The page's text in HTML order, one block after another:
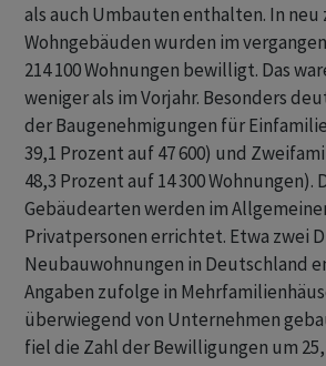
als auch Umbauten enthalten. In
Wohngebäuden wurden im
214 100 Wohnungen bewilligt. Das
weniger als im Vorjahr. Besonders
der Baugenehmigungen für
39,1 Prozent auf 47 600) und
48,3 Prozent auf 14 300 Wohnungen).
Gebäudearten werden im
Privatpersonen errichtet. Etwa zwei
Neubauwohnungen in Deutschland
Angaben zufolge in
überwiegend von Unternehmen
fiel die Zahl der Bewilligungen um